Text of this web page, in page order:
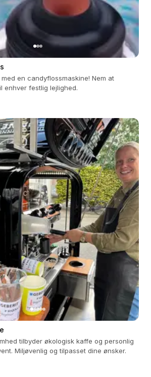
en candyflossmaskine! Nem at
enhver festlig lejlighed.
tilbyder økologisk kaffe og personlig
Miljøvenlig og tilpasset dine ønsker.